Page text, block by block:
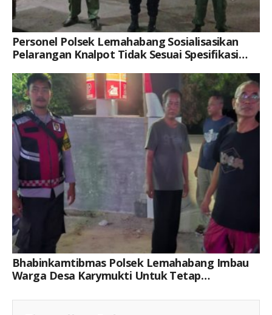
Personel Polsek Lemahabang Sosialisasikan
Pelarangan Knalpot Tidak Sesuai Spesifikasi
Keterangan Gambar: Brigpol Restu Khoerul Akbar, Saat Kegiatan
Bhabinkamtibmas Polsek Lemahabang Imbau
Warga Desa Karymukti Untuk Tetap